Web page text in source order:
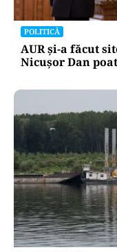
POLITICĂ
AUR și-a făcut
Nicușor Dan